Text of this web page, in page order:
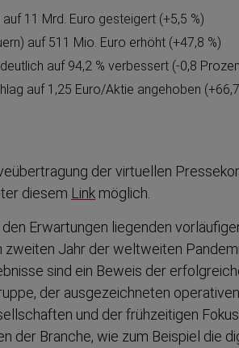
11 Mrd. Euro gesteigert (+5,5 %)
auf 511 Mio. Euro erhöht (+47,8 %)
auf 94,2 % verbessert (-0,8
auf 1,25 Euro/Aktie angehoben
der virtuellen
diesem Link möglich.
Erwartungen liegenden
zweiten Jahr der weltweiten
sind ein Beweis der
der ausgezeichneten
und der frühzeitigen
der Branche, wie zum Beispiel die